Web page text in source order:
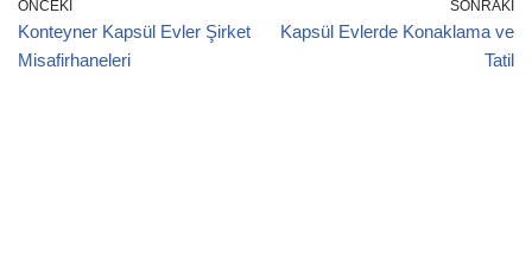
ÖNCEKI
Konteyner Kapsül Evler Şirket
Misafirhaneleri
SONRAKI
Kapsül Evlerde Konaklama ve
Tatil